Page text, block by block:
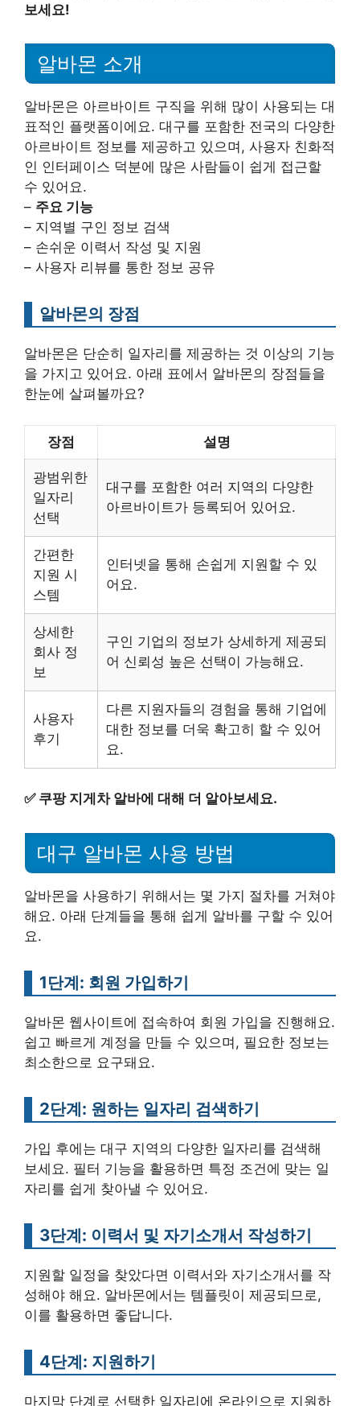
보세요!
알바몬 소개
알바몬은 아르바이트 구직을 위해 많이 사용되는 대
표적인 플랫폼이에요. 대구를 포함한 전국의 다양한
아르바이트 정보를 제공하고 있으며, 사용자 친화적
인 인터페이스 덕분에 많은 사람들이 쉽게 접근할
수 있어요.
– 주요 기능
– 지역별 구인 정보 검색
– 손쉬운 이력서 작성 및 지원
– 사용자 리뷰를 통한 정보 공유
알바몬의 장점
알바몬은 단순히 일자리를 제공하는 것 이상의 기능
을 가지고 있어요. 아래 표에서 알바몬의 장점들을
한눈에 살펴볼까요?
장점 설명
광범위한
일자리
선택
대구를 포함한 여러 지역의 다양한
아르바이트가 등록되어 있어요.
간편한
지원 시
스템
인터넷을 통해 손쉽게 지원할 수 있
어요.
상세한
회사 정
보
구인 기업의 정보가 상세하게 제공되
어 신뢰성 높은 선택이 가능해요.
사용자
후기
다른 지원자들의 경험을 통해 기업에
대한 정보를 더욱 확고히 할 수 있어
요.
✅ 쿠팡 지게차 알바에 대해 더 알아보세요.
대구 알바몬 사용 방법
알바몬을 사용하기 위해서는 몇 가지 절차를 거쳐야
해요. 아래 단계들을 통해 쉽게 알바를 구할 수 있어
요.
1단계: 회원 가입하기
알바몬 웹사이트에 접속하여 회원 가입을 진행해요.
쉽고 빠르게 계정을 만들 수 있으며, 필요한 정보는
최소한으로 요구돼요.
2단계: 원하는 일자리 검색하기
가입 후에는 대구 지역의 다양한 일자리를 검색해
보세요. 필터 기능을 활용하면 특정 조건에 맞는 일
자리를 쉽게 찾아낼 수 있어요.
3단계: 이력서 및 자기소개서 작성하기
지원할 일정을 찾았다면 이력서와 자기소개서를 작
성해야 해요. 알바몬에서는 템플릿이 제공되므로,
이를 활용하면 좋답니다.
4단계: 지원하기
마지막 단계로 선택한 일자리에 온라인으로 지원하